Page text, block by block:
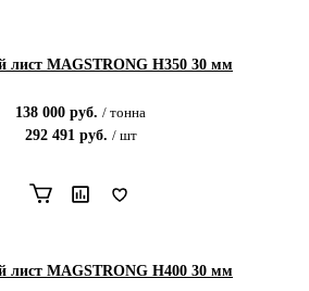
лист MAGSTRONG H350 30 мм
138 000 руб. / тонна
292 491руб. / шт
лист MAGSTRONG H400 30 мм